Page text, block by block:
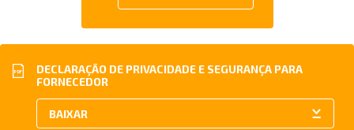
DECLARAÇÃO DE PRIVACIDADE E SEGURANÇA PARA
FORNECEDOR
PDF